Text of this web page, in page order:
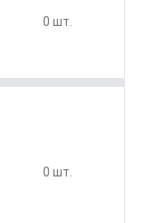
0 шт.
0 шт.